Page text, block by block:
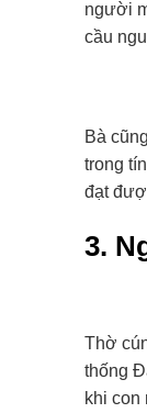
người
cầu
Bà
trong
đạt
3.
Thờ
thống
khi con